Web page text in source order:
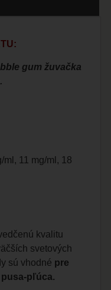
gum žuvačka
ml, 11 mg/ml, 18
kvalitu
svetových
sú vhodné pre
pľúca.